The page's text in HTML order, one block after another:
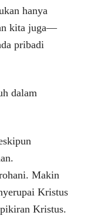
hanya
kita juga—
pribadi
dalam
Makin
Kristus
Kristus.